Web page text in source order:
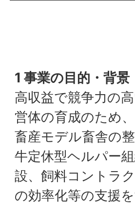
1 事業の目的・背景
高収益で競争力の
営体の育成のため
畜産モデル畜舎の
牛定休型ヘルパー
設、飼料コントラ
の効率化等の支援を